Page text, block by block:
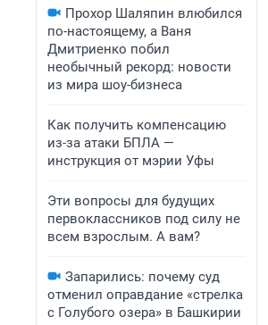
Прохор Шаляпин влюбился
по-настоящему, а Ваня
Дмитриенко побил
необычный рекорд: новости
из мира шоу-бизнеса
Как получить компенсацию
из-за атаки БПЛА —
инструкция от мэрии Уфы
Эти вопросы для будущих
первоклассников под силу не
всем взрослым. А вам?
Запарились: почему суд
отменил оправдание «стрелка
с Голубого озера» в Башкирии